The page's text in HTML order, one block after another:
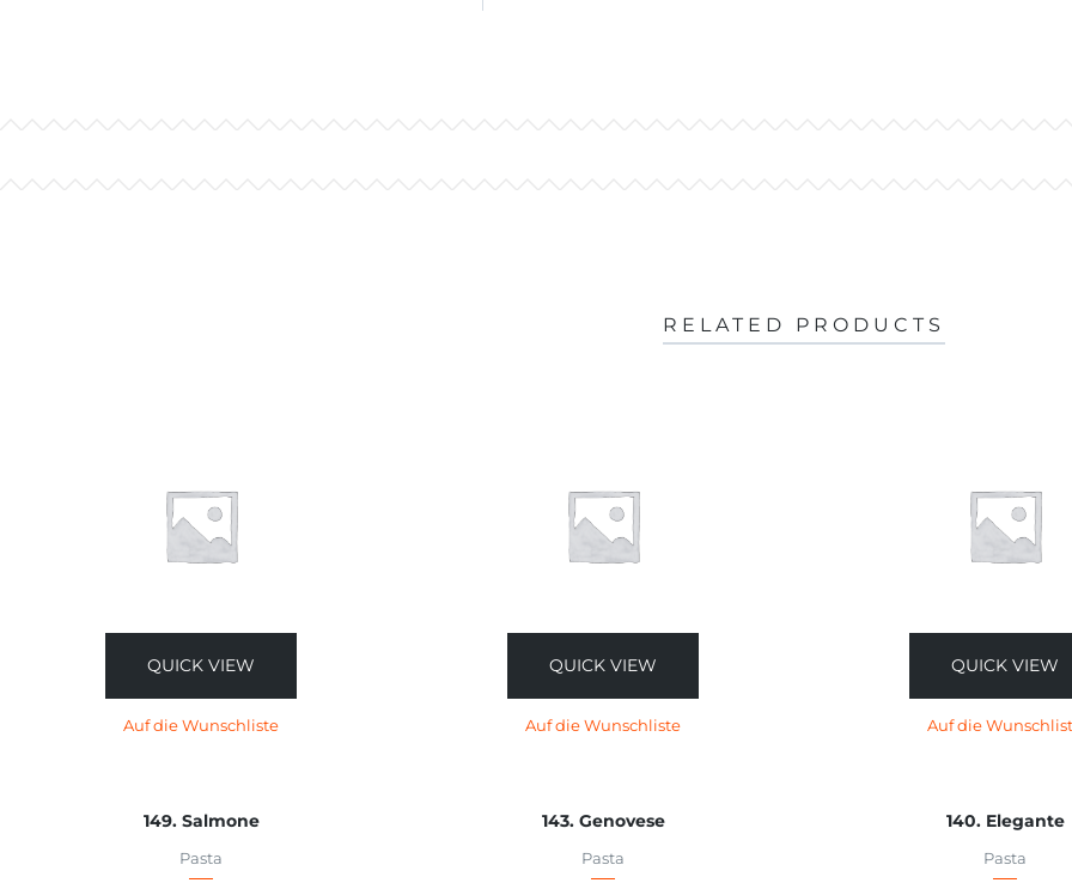
RELATED PRODUCTS
QUICK VIEW
Auf die Wunschliste
149. Salmone
Pasta
QUICK VIEW
Auf die Wunschliste
143. Genovese
Pasta
QUICK VIEW
Auf die
140. Elegante
Pasta